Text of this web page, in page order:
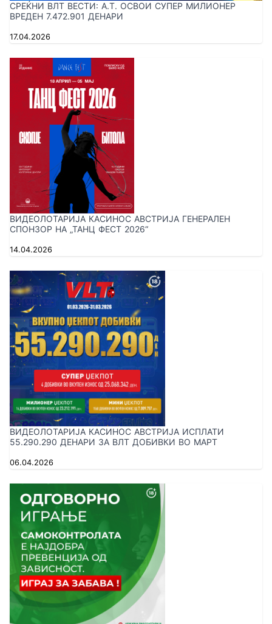
СРЕЌНИ ВЛТ ВЕСТИ: A.T. ОСВОИ СУПЕР МИЛИОНЕР
ВРЕДЕН 7.472.901 ДЕНАРИ
17.04.2026
ВИДЕОЛОТАРИЈА КАСИНОС АВСТРИЈА ГЕНЕРАЛЕН
СПОНЗОР НА „ТАНЦ ФЕСТ 2026“
14.04.2026
ВИДЕОЛОТАРИЈА КАСИНОС АВСТРИЈА ИСПЛАТИ
55.290.290 ДЕНАРИ ЗА ВЛТ ДОБИВКИ ВО МАРТ
06.04.2026